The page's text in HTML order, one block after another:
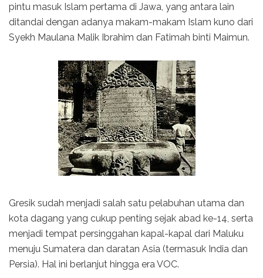
pintu masuk Islam pertama di Jawa, yang antara lain
ditandai dengan adanya makam-makam Islam kuno dari
Syekh Maulana Malik Ibrahim dan Fatimah binti Maimun.
Gresik sudah menjadi salah satu pelabuhan utama dan
kota dagang yang cukup penting sejak abad ke-14, serta
menjadi tempat persinggahan kapal-kapal dari Maluku
menuju Sumatera dan daratan Asia (termasuk India dan
Persia). Hal ini berlanjut hingga era VOC.